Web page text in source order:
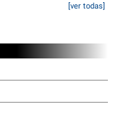
[ver todas]